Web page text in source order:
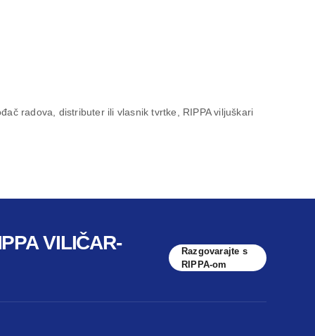
radova, distributer ili vlasnik tvrtke, RIPPA viljuškari
VILIČAR-
Razgovarajte s
RIPPA-om